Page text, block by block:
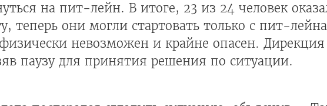
на пит-лейн. В итоге, 23 из 24 человек
теперь они могли стартовать только с пит-
физически невозможен и крайне опасен.
паузу для принятия решения по ситуации.